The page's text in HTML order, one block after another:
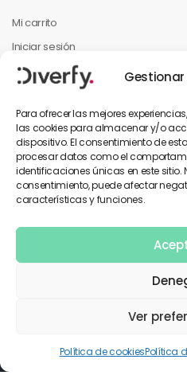
Gestionar
Para ofrecer las mejores
las cookies para almacenar y/o
dispositivo. El consentimiento de
procesar datos como el
identificaciones únicas en este sitio.
consentimiento, puede afectar
características y funciones.
Ver
Política de cookiesPolítica
Mi carrito
Iniciar sesión
Mi cuenta
INFORMACIÓN PARA EL
Contáctanos
Política de privacidad
Términos y condiciones
Copyright © 2026 Diverfy.